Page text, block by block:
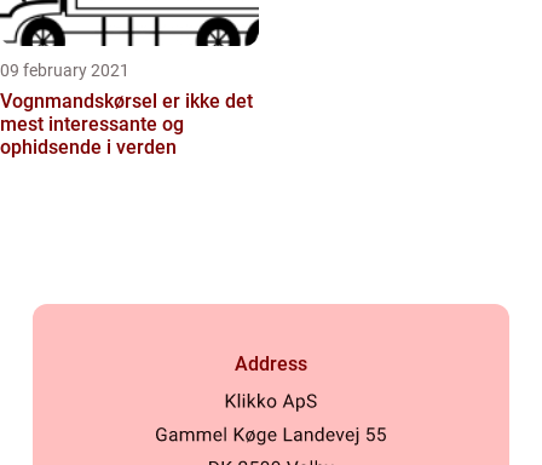
09 february 2021
Vognmandskørsel er ikke det
mest interessante og
ophidsende i verden
Address